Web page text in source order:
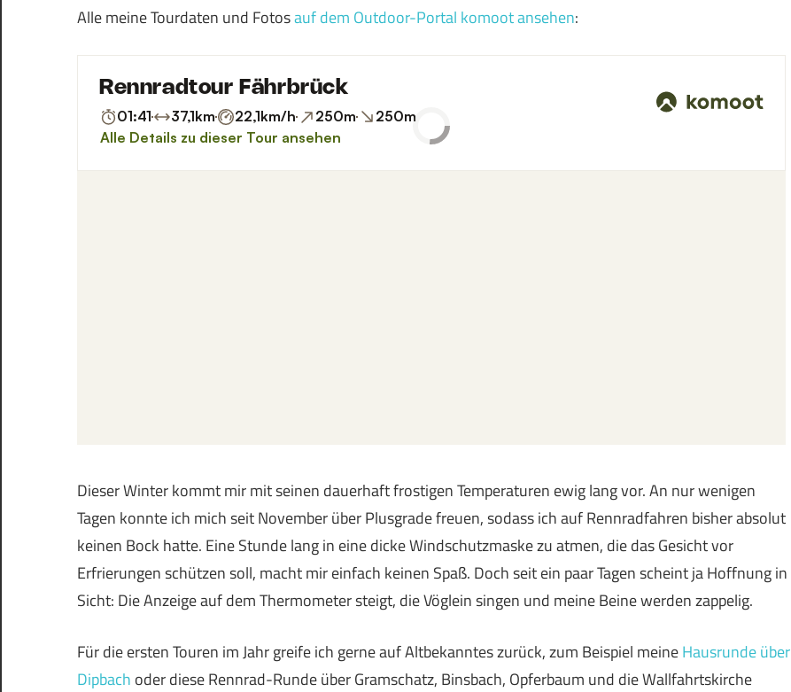
Alle meine Tourdaten und Fotosauf dem Outdoor-Portal komoot ansehen:
Dieser Winter kommt mir mit seinen dauerhaft frostigen Temperaturen ewig lang vor. An nur wenigen
Tagen konnte ich mich seit November über Plusgrade freuen, sodass ich auf Rennradfahren bisher absolut
keinen Bock hatte. Eine Stunde lang in eine dicke Windschutzmaske zu atmen, die das Gesicht vor
Erfrierungen schützen soll, macht mir einfach keinen Spaß. Doch seit ein paar Tagen scheint ja Hoffnung in
Sicht: Die Anzeige auf dem Thermometer steigt, die Vöglein singen und meine Beine werden zappelig.
Für die ersten Touren im Jahr greife ich gerne auf Altbekanntes zurück, zum Beispiel meineHausrunde über
Dipbach oder diese Rennrad-Runde über Gramschatz, Binsbach, Opferbaum und die Wallfahrtskirche